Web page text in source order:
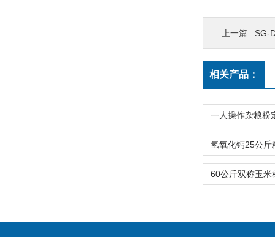
上一篇 : SG-
相关产品：